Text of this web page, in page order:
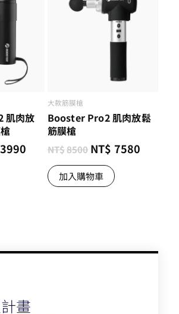
肌肉放
3990
大款筋膜槍
Booster Pro2 肌肉放鬆
筋膜槍
NT$8500 NT$ 7580
加入購物車
畫